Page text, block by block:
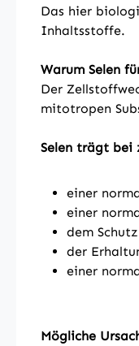
Das hier
Inhaltsstoffe.
Warum Selen
Der
mitotropen
Selen trägt bei
einer
einer
dem
der
einer
Mögliche